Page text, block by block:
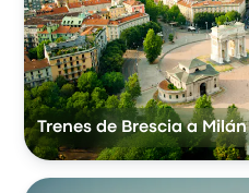
Trenes de Brescia a Milán